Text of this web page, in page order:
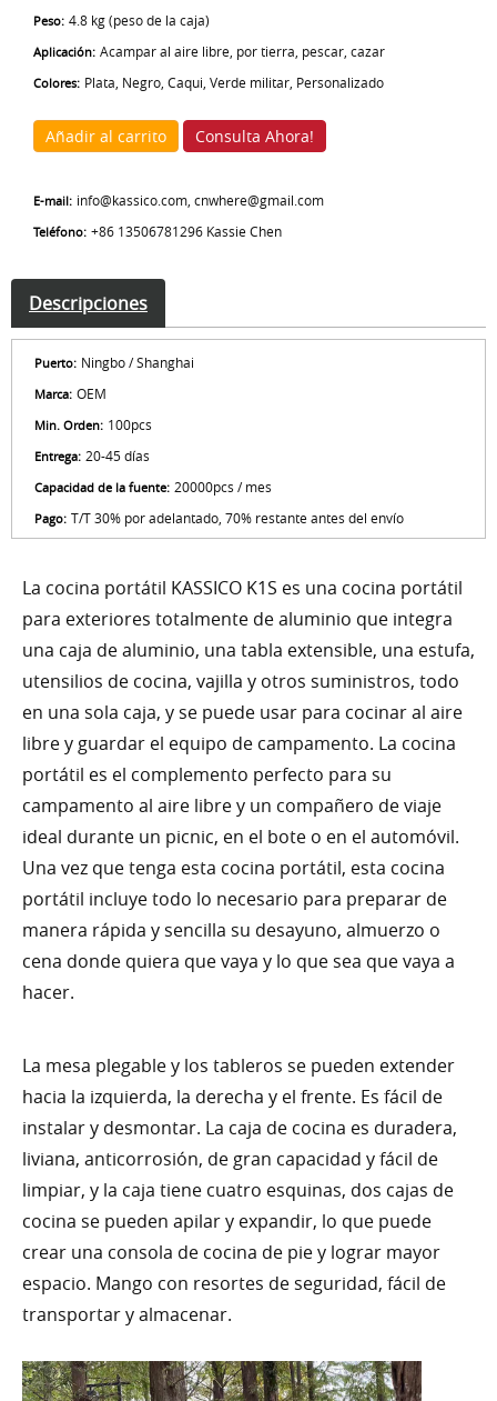
Peso: 4.8 kg (peso de la caja)
Aplicación: Acampar al aire libre, por tierra, pescar, cazar
Colores: Plata, Negro, Caqui, Verde militar, Personalizado
Añadir al carrito Consulta Ahora!
E-mail: info@kassico.com, cnwhere@gmail.com
Teléfono: +86 13506781296 Kassie Chen
Descripciones
Puerto: Ningbo / Shanghai
Marca: OEM
Min. Orden: 100pcs
Entrega: 20-45 días
Capacidad de la fuente: 20000pcs / mes
Pago: T/T 30% por adelantado, 70% restante antes del envío
La cocina portátil KASSICO K1S es una cocina portátil
para exteriores totalmente de aluminio que integra
una caja de aluminio, una tabla extensible, una estufa,
utensilios de cocina, vajilla y otros suministros, todo
en una sola caja, y se puede usar para cocinar al aire
libre y guardar el equipo de campamento. La cocina
portátil es el complemento perfecto para su
campamento al aire libre y un compañero de viaje
ideal durante un picnic, en el bote o en el automóvil.
Una vez que tenga esta cocina portátil, esta cocina
portátil incluye todo lo necesario para preparar de
manera rápida y sencilla su desayuno, almuerzo o
cena donde quiera que vaya y lo que sea que vaya a
hacer.
La mesa plegable y los tableros se pueden extender
hacia la izquierda, la derecha y el frente. Es fácil de
instalar y desmontar. La caja de cocina es duradera,
liviana, anticorrosión, de gran capacidad y fácil de
limpiar, y la caja tiene cuatro esquinas, dos cajas de
cocina se pueden apilar y expandir, lo que puede
crear una consola de cocina de pie y lograr mayor
espacio. Mango con resortes de seguridad, fácil de
transportar y almacenar.